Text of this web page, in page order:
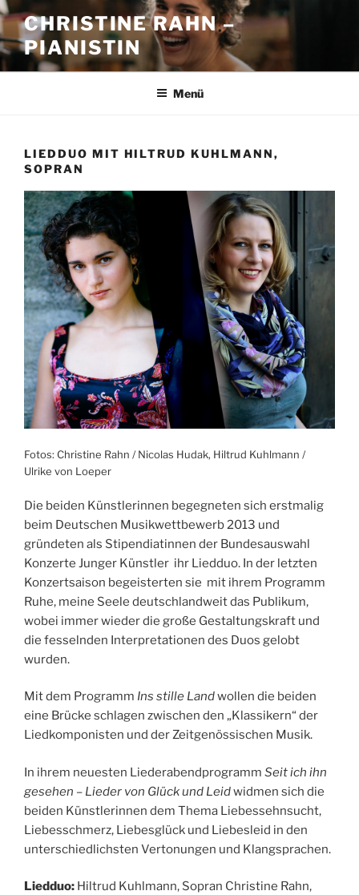
Zum
Inhalt
springen
CHRISTINE RAHN –
PIANISTIN
Menü
LIEDDUO MIT HILTRUD KUHLMANN,
SOPRAN
Fotos: Christine Rahn / Nicolas Hudak, Hiltrud Kuhlmann /
Ulrike von Loeper
Die beiden Künstlerinnen begegneten sich erstmalig
beim Deutschen Musikwettbewerb 2013 und
gründeten als Stipendiatinnen der Bundesauswahl
Konzerte Junger Künstler ihr Liedduo. In der letzten
Konzertsaison begeisterten sie mit ihrem Programm
Ruhe, meine Seele deutschlandweit das Publikum,
wobei immer wieder die große Gestaltungskraft und
die fesselnden Interpretationen des Duos gelobt
wurden.
Mit dem Programm Ins stille Landwollen die beiden
eine Brücke schlagen zwischen den „Klassikern“ der
Liedkomponisten und der Zeitgenössischen Musik.
In ihrem neuesten Liederabendprogramm Seit ich ihn
gesehen – Lieder von Glück und Leidwidmen sich die
beiden Künstlerinnen dem Thema Liebessehnsucht,
Liebesschmerz, Liebesglück und Liebesleid in den
unterschiedlichsten Vertonungen und Klangsprachen.
Liedduo: Hiltrud Kuhlmann, Sopran Christine Rahn,